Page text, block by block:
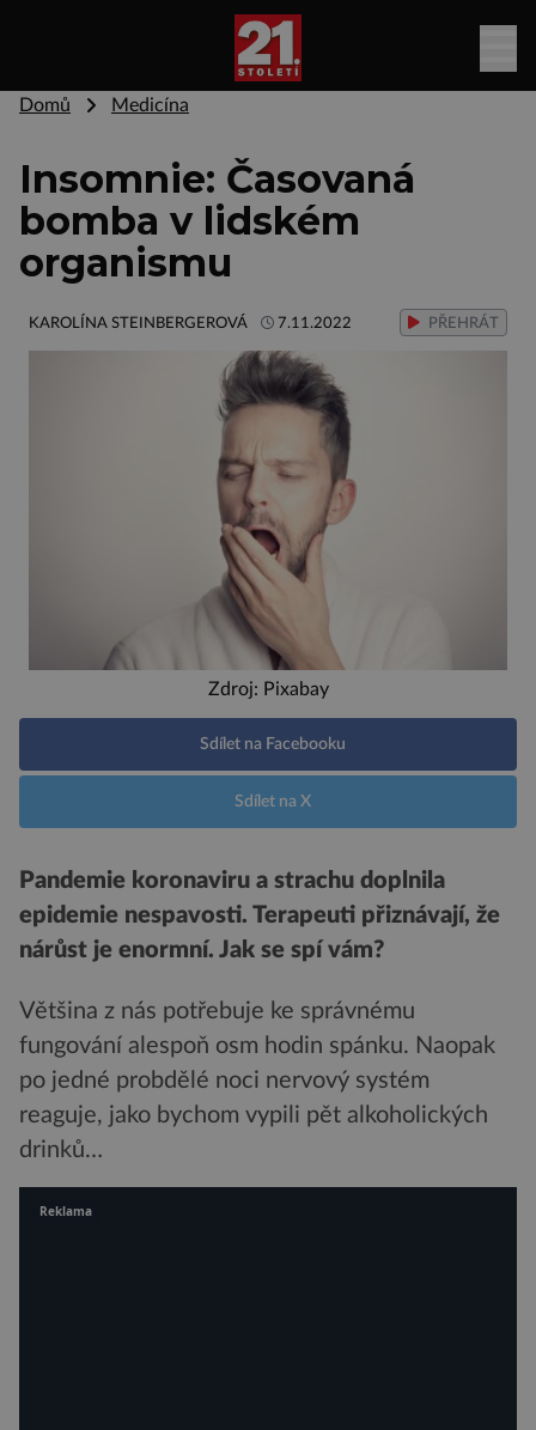
Domů Medicína
Insomnie: Časovaná
bomba v lidském
organismu
KAROLÍNA STEINBERGEROVÁ 7.11.2022 PŘEHRÁT
Zdroj: Pixabay
Sdílet na Facebooku
Sdílet na X
Pandemie koronaviru a strachu doplnila
epidemie nespavosti. Terapeuti přiznávají, že
nárůst je enormní. Jak se spí vám?
Většina z nás potřebuje ke správnému
fungování alespoň osm hodin spánku. Naopak
po jedné probdělé noci nervový systém
reaguje, jako bychom vypili pět alkoholických
drinků…
Reklama